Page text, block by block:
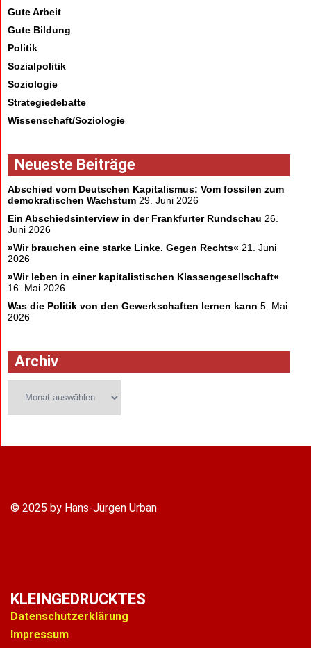
Gute Arbeit
Gute Bildung
Politik
Sozialpolitik
Soziologie
Strategiedebatte
Wissenschaft/Soziologie
Neueste Beiträge
Abschied vom Deutschen Kapitalismus: Vom fossilen zum
demokratischen Wachstum 29. Juni 2026
Ein Abschiedsinterview in der Frankfurter Rundschau 26.
Juni 2026
»Wir brauchen eine starke Linke. Gegen Rechts« 21. Juni
2026
»Wir leben in einer kapitalistischen Klassengesellschaft«
16. Mai 2026
Was die Politik von den Gewerkschaften lernen kann 5. Mai
2026
Archiv
© 2025 by Hans-Jürgen Urban
KLEINGEDRUCKTES
Datenschutzerklärung
Impressum